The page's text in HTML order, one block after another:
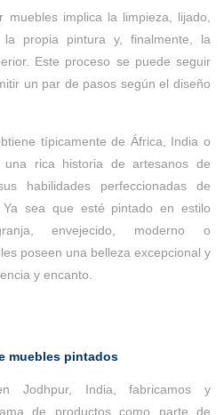
muebles implica la limpieza, lijado,
la propia pintura y, finalmente, la
Este proceso se puede seguir
un par de pasos según el diseño
típicamente de África, India o
rica historia de artesanos de
habilidades perfeccionadas de
sea que esté pintado en estilo
envejecido, moderno o
poseen una belleza excepcional y
y encanto.
muebles pintados
Jodhpur, India, fabricamos y
de productos como parte de